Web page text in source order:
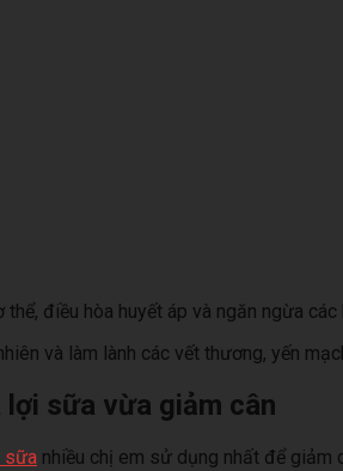
điều hòa huyết áp và ngăn ngừa
và làm lành các vết thương, yến
sữa vừa giảm cân
sữa nhiều chị em sử dụng nhất để giảm